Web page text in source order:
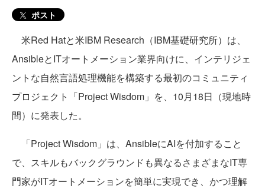
ポスト
米Red Hatと米IBM Research（IBM基礎研究所）は、
AnsibleとITオートメーション業界向けに、インテリジェ
ントな自然言語処理機能を構築する最初のコミュニティ
プロジェクト「Project Wisdom」を、10月18日（現地時
間）に発表した。
「Project Wisdom」は、AnsibleにAIを付加すること
で、スキルもバックグラウンドも異なるさまざまなIT専
門家がITオートメーションを簡単に実現でき、かつ理解